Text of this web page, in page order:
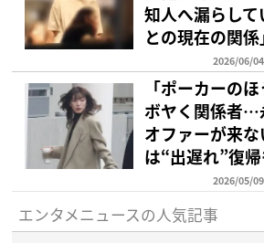
知人へ漏らし
との現在の関係
2026/06/
「ポーカーの
ボヤく関係者…
オファーが来
は“出遅れ”復帰
2026/05/
エンタメニュースの人気記事